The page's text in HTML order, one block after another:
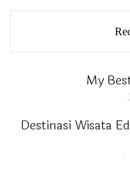
My
Destinasi Wisata